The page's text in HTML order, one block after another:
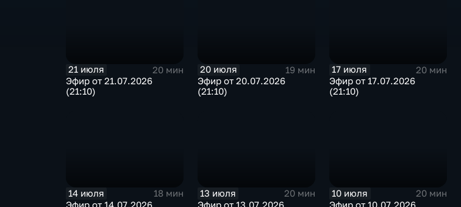
21 июля
20 мин
Эфир от 21.07.2026
(21:10)
20 июля
19 мин
Эфир от 20.07.2026
(21:10)
17 июля
20 мин
Эфир от 17.07.2026
(21:10)
14 июля
18 мин
Эфир от 14.07.2026
13 июля
20 мин
Эфир от 13.07.2026
10 июля
20 мин
Эфир от 10.07.2026